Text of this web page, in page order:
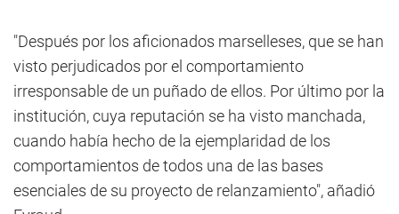
"Después por los aficionados marselleses, que se han
visto perjudicados por el comportamiento
irresponsable de un puñado de ellos. Por último por la
institución, cuya reputación se ha visto manchada,
cuando había hecho de la ejemplaridad de los
comportamientos de todos una de las bases
esenciales de su proyecto de relanzamiento", añadió